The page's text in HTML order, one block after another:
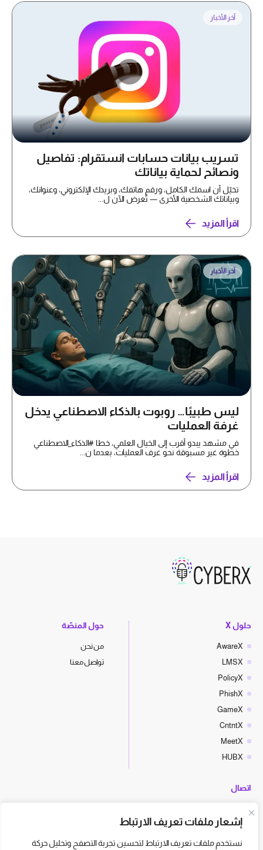
إشعار ملفات تعريف الارتباط
نستخدم ملفات تعريف الارتباط لتحسين تجربة التصفح وتحليل حركة
آخر الأخبار
تسريب بيانات حسابات انستقرام: تفاصيل
ونصائح لحماية بياناتك
تخيّل أن اسمك الكامل، ورقم هاتفك، وبريدك الإلكتروني، وعنوانك،
وبياناتك الشخصية الأخرى — تُعرض الآن ل...
اقرأ المزيد
آخر الأخبار
ليس طبيبًا… روبوت بالذكاء الاصطناعي يدخل
غرفة العمليات
في مشهد يبدو أقرب إلى الخيال العلمي، خطا #الذكاء_الاصطناعي
خطوة غير مسبوقة نحو غرف العمليات، بعدما ن...
اقرأ المزيد
حلول X
AwareX
LMSX
PolicyX
PhishX
GameX
CntntX
MeetX
HUBX
حول المنصّة
من نحن
تواصل معنا
اتصال
hello@cyberx.world